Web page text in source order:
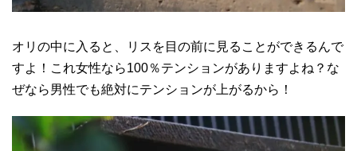
オリの中に入ると、リスを目の前に見ることができるんで
すよ！これ女性なら100％テンションがありますよね？な
ぜなら男性でも絶対にテンションが上がるから！